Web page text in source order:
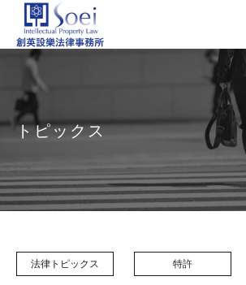
トピックス
法律トピックス 特許